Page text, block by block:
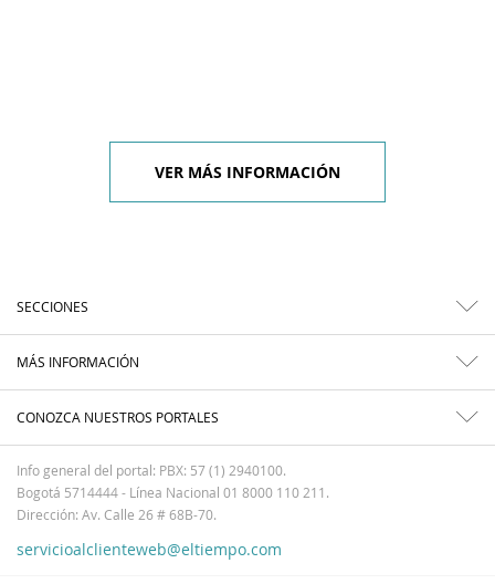
VER MÁS INFORMACIÓN
SECCIONES
MÁS INFORMACIÓN
CONOZCA NUESTROS PORTALES
Info general del portal: PBX: 57 (1) 2940100.
Bogotá 5714444 - Línea Nacional 01 8000 110 211.
Dirección: Av. Calle 26 # 68B-70.
servicioalclienteweb@eltiempo.com